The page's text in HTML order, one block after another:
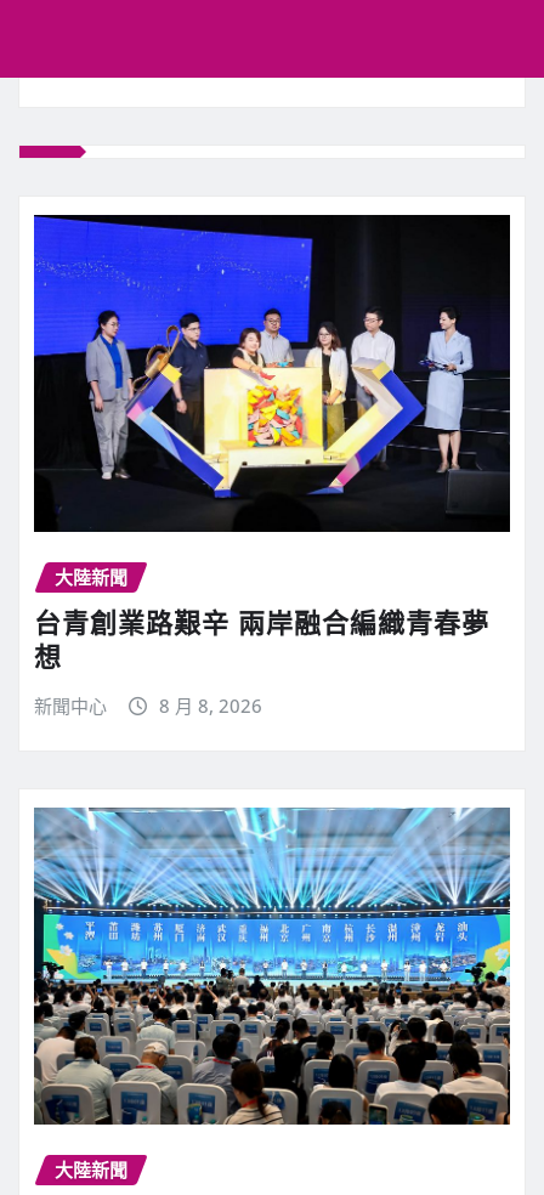
大陸新聞
台青創業路艱辛 兩岸融合編織青春夢
想
新聞中心 8 月 8, 2026
大陸新聞